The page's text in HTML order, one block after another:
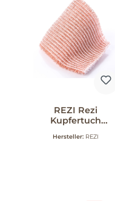
REZI Rezi
Kupfertuch
Hersteller: REZI